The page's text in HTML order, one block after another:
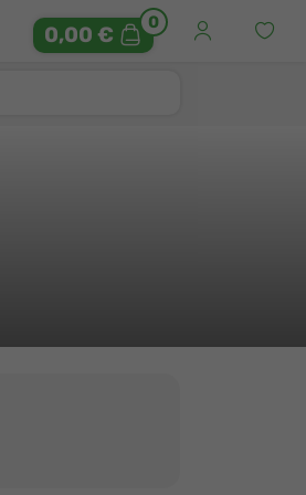
0,00 € 0